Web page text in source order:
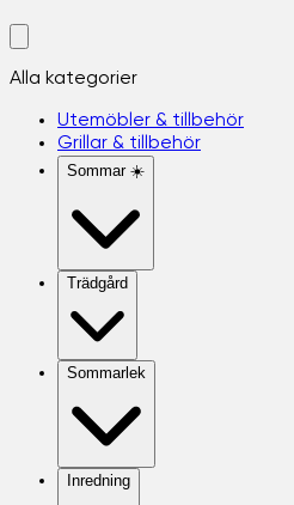
Alla kategorier
Utemöbler & tillbehör
Grillar & tillbehör
Sommar ☀️
Trädgård
Sommarlek
Inredning